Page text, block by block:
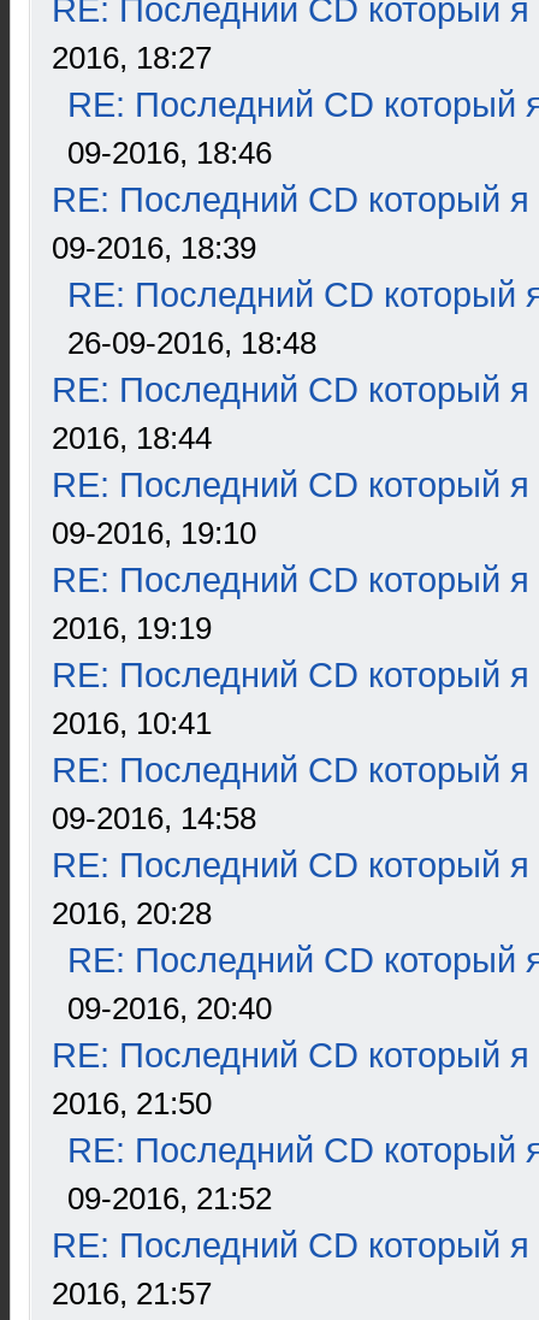
RE: Последний CD который я
2016, 18:27
RE: Последний CD который
09-2016, 18:46
RE: Последний CD который я
09-2016, 18:39
RE: Последний CD который
26-09-2016, 18:48
RE: Последний CD который я
2016, 18:44
RE: Последний CD который я
09-2016, 19:10
RE: Последний CD который я
2016, 19:19
RE: Последний CD который я
2016, 10:41
RE: Последний CD который я
09-2016, 14:58
RE: Последний CD который я
2016, 20:28
RE: Последний CD который
09-2016, 20:40
RE: Последний CD который я
2016, 21:50
RE: Последний CD который
09-2016, 21:52
RE: Последний CD который я
2016, 21:57